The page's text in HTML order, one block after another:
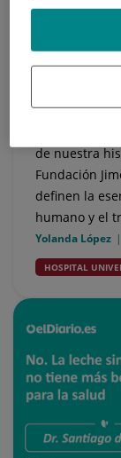
23 de octubre
Empatía,
de nuestra
Fundación
definen la
humano y el
Yolanda López
HOSPITAL